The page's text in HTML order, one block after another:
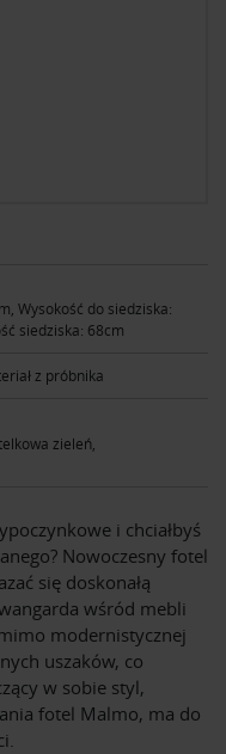
Wysokość do siedziska:
siedziska: 68cm
z próbnika
zieleń,
i chciałbyś
Nowoczesny fotel
się doskonałą
wśród mebli
modernistycznej
uszaków, co
w sobie styl,
fotel Malmo, ma do